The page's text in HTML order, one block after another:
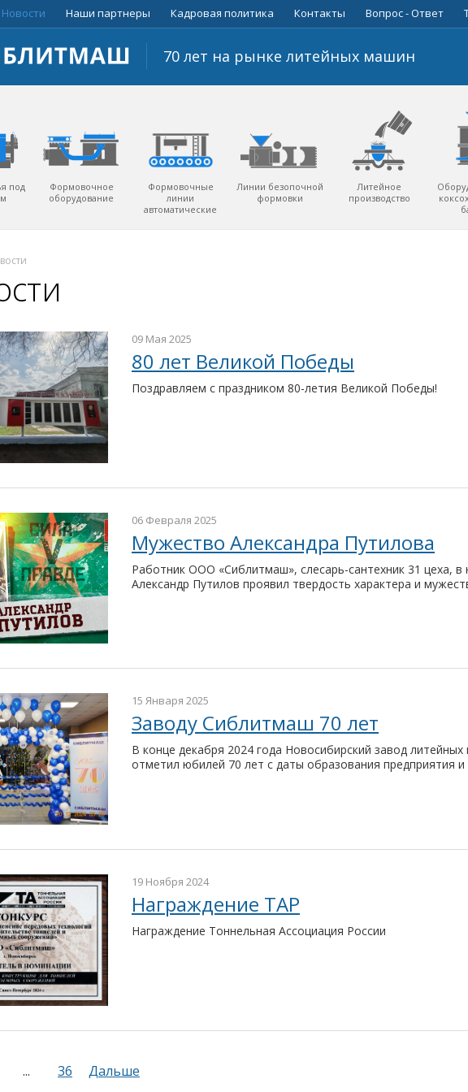
Новости Наши партнеры Кадровая политика Контакты Вопрос - Ответ
70 лет на рынке литейных машин
под
Формовочное
оборудование
Формовочные
линии
автоматические
Линии безопочной
формовки
Литейное
производство
09 Мая 2025
80 лет Великой Победы
Поздравляем с праздником 80-летия Великой Победы!
06 Февраля 2025
Мужество Александра Путилова
Работник ООО «Сиблитмаш», слесарь-сантехник 31 цеха,
Александр Путилов проявил твердость характера и
15 Января 2025
Заводу Сиблитмаш 70 лет
В конце декабря 2024 года Новосибирский завод
отметил юбилей 70 лет с даты образования
19 Ноября 2024
Награждение ТАР
Награждение Тоннельная Ассоциация России
... 36 Дальше